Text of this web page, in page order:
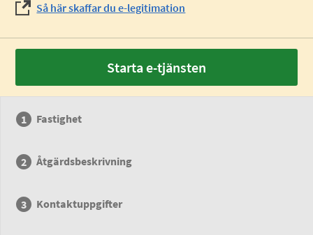
Så här skaffar du e-legitimation
Starta e-tjänsten
Fastighet
Åtgärdsbeskrivning
Kontaktuppgifter